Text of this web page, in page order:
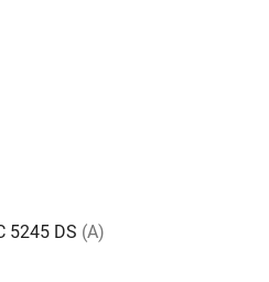
5245 DS (A)